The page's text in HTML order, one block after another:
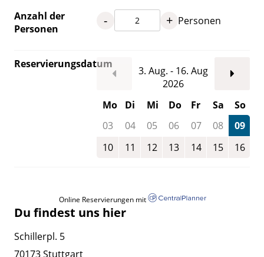
Anzahl der
Personen
- + Personen
Reservierungsdatum
3. Aug. - 16. Aug
2026
Mo
Di Mi Do Fr Sa
So
03
04 05 06 07 08
09
10
11 12 13 14 15 16
Online Reservierungen mit
Du findest uns hier
Schillerpl. 5
70173 Stuttgart